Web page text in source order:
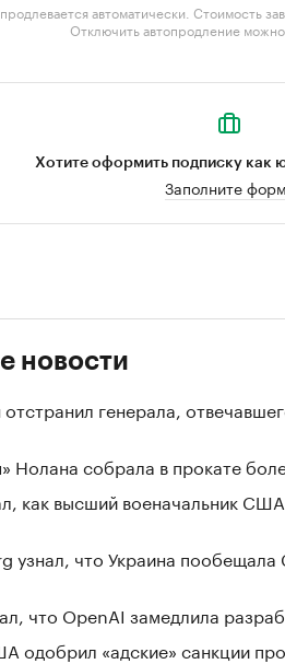
автоматически. Стоимость
Отключить автопродление
Хотите оформить подписку как
Заполните
новости
генерала,
Нолана собрала в прокате
как высший военачальник
узнал, что Украина
что OpenAI замедлила
одобрил «адские» санкции